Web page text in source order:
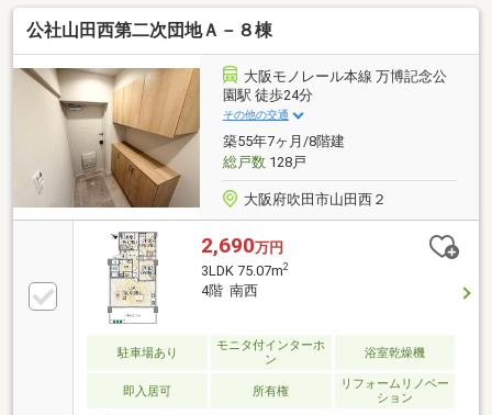
隣生活施設充実♪◇小学校徒歩10分以内で安心♪●物件
担当者●北摂ハウジングセンター福中 陸也（ふくな
か りくや）携帯：080-1487-8972内覧予約は上記記
載の携帯番号もしくは、画面上の赤ボタンから内覧予
約も可能です♪SUUMO掲載物件以外も同日にご内覧可
能ですので、お気軽にご相談ください♪
公社山田西第二次団地Ａ－８棟
大阪モノレール本線 万博記念公
園駅 徒歩24分
その他の交通
築55年7ヶ月/8階建
総戸数128戸
大阪府吹田市山田西２
2,690万円
3LDK 75.07m2
4階 南西
駐車場あり
モニタ付インターホ
ン
浴室乾燥機
即入居可 所有権
リフォームリノベー
ション